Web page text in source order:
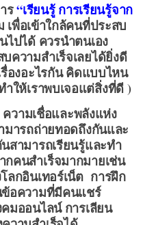
ร“เรียนรู้ การเรียนรู้จาก
พื่อเข้าใกล้คนที่ประสบ
ไปได้ ควรนำตนเอง
ความสำเร็จเลยได้ยิ่งดี
องอะไรกัน คิดแบบไหน
ให้เราพบเจอแต่สิ่งที่ดี )
ามเชื่อและพลังแห่ง
ารถถ่ายทอดถึงกันและ
สามารถเรียนรู้และทำ
คนสำเร็จมากมายเช่น
ลกอินเทอร์เน็ต การฝึก
ข้อความที่มีคนแชร์
มออนไลน์ การเลียน